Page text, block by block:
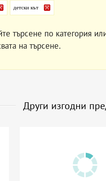
детски кът
търсене по категория
на търсене.
Други изгодни